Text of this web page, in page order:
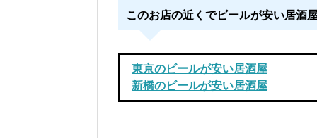
このお店の近くでビールが安い居酒
東京のビールが安い居酒屋
新橋のビールが安い居酒屋